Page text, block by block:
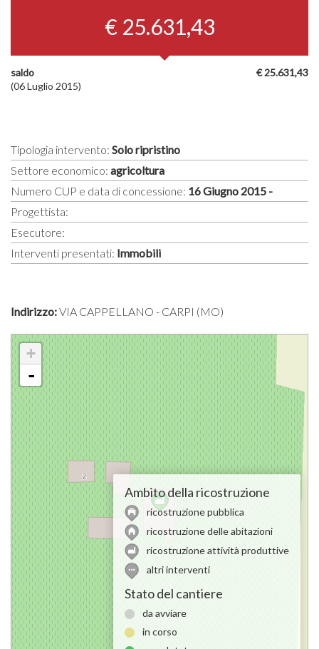
€ 25.631,43
€ 25.631,43
saldo
(06 Luglio 2015)
Tipologia intervento: Solo ripristino
Settore economico: agricoltura
Numero CUP e data di concessione: 16 Giugno 2015 -
Progettista:
Esecutore:
Interventi presentati: Immobili
Indirizzo:VIA CAPPELLANO - CARPI (MO)
+
-
Ambito della ricostruzione
ricostruzione pubblica
ricostruzione delle abitazioni
ricostruzione attività produttive
altri interventi
Stato del cantiere
da avviare
in corso